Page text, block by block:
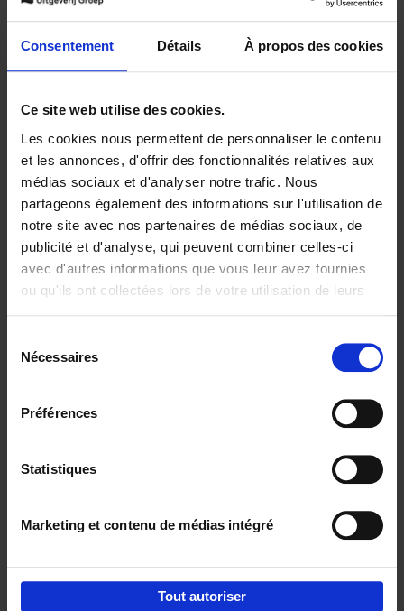
Consentement Détails À propos des cookies
Ce site web utilise des cookies.
Les cookies nous permettent de personnaliser le contenu
et les annonces, d'offrir des fonctionnalités relatives aux
médias sociaux et d'analyser notre trafic. Nous
partageons également des informations sur l'utilisation de
notre site avec nos partenaires de médias sociaux, de
publicité et d'analyse, qui peuvent combiner celles-ci
avec d'autres informations que vous leur avez fournies
ou qu'ils ont collectées lors de votre utilisation de leurs
Nécessaires
Préférences
Statistiques
Marketing et contenu de médias intégré
Tout autoriser
Building Bonds = Building
Business
Jochen Roef Jozefien De Feyter
Carolien Boom
Couverture souple
2025 200
€29,99
Digital marketing like a PRO -
completely revised edition (EN)